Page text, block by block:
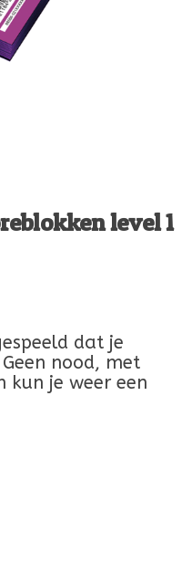
level 1
dat je
nood, met
kun je weer een